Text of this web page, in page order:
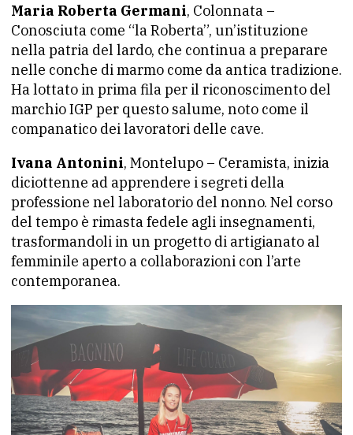
Maria Roberta Germani, Colonnata –
Conosciuta come “la Roberta”, un’istituzione
nella patria del lardo, che continua a preparare
nelle conche di marmo come da antica tradizione.
Ha lottato in prima fila per il riconoscimento del
marchio IGP per questo salume, noto come il
companatico dei lavoratori delle cave.
Ivana Antonini, Montelupo – Ceramista, inizia
diciottenne ad apprendere i segreti della
professione nel laboratorio del nonno. Nel corso
del tempo è rimasta fedele agli insegnamenti,
trasformandoli in un progetto di artigianato al
femminile aperto a collaborazioni con l’arte
contemporanea.